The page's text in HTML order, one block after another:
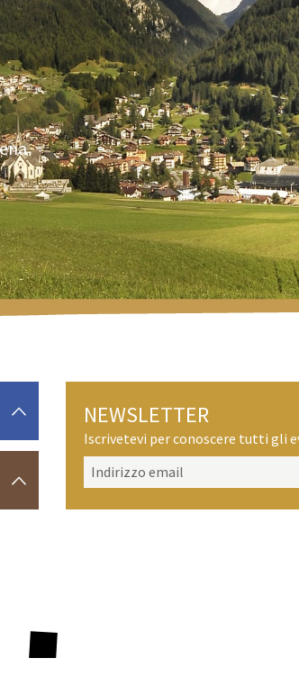
NEWSLETTER
Iscrivetevi per conoscere tutti gli